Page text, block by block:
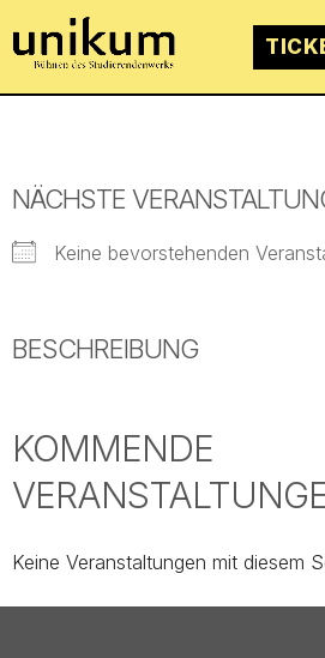
NÄCHSTE
Keine bevorstehenden
BESCHREIBUNG
KOMMENDE
Keine Veranstaltungen mit diesem